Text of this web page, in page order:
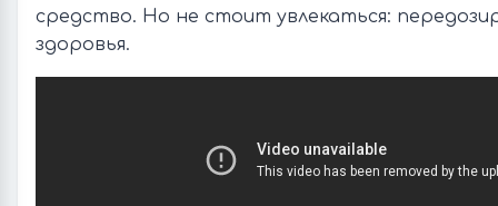
средство. Но не стоит увлекаться:
здоровья.